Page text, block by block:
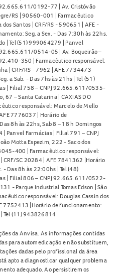
0192-77 | Av. Cristóvão
RS | 90560-001 | Farmacêutico
Santos | CRF/RS - 590651 | AFE -
Seg. a Sex. - Das 7:30h às 22hs.
| Tel (51) 999064279 | Panvel
92.665.611/0514-05 | Av. Boqueirão –
350 | Farmacêutico responsável:
| CRF/RS - 7962 | AFE 7734473
a Sab. - Das 7hs às 21hs | Tel (51)
| Filial 758 – CNPJ 92.665.611/0535-
67 – Santa Catarina | CAXIAS DO
responsável: Marcelo de Mello
7776037 | Horário de
8h às 22hs, Sab 8 – 18 h Domingos
Panvel Farmácias | Filial 791 – CNPJ
Motta Espezim, 222 - Saco dos
400 | Farmacêutico responsável:
CRF/SC 20284 | AFE 7841362 |Horário
- Das 8h às 22:00hs | Tel (48)
| Filial 806 – CNPJ 92.665.611/0522-
- Parque Industrial Tomas Edson | São
responsável: Douglas Cassin dos
7752413 |Horário de funcionamento:
Tel (11) 943826814
da Anvisa. As informações contidas
para automedicação e não substituem,
dadas pelo profissional da área
apto a diagnosticar qualquer problema
adequado. Ao persistirem os